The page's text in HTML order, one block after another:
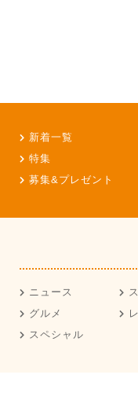
新着一覧
特集
募集&プレゼント
ニュース
グルメ
スペシャル